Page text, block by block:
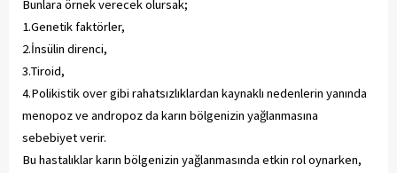
Bunlara örnek verecek olursak;
1.Genetik faktörler,
2.İnsülin direnci,
3.Tiroid,
4.Polikistik over gibi rahatsızlıklardan kaynaklı nedenlerin yanında
menopoz ve andropoz da karın bölgenizin yağlanmasına
sebebiyet verir.
Bu hastalıklar karın bölgenizin yağlanmasında etkin rol oynarken,